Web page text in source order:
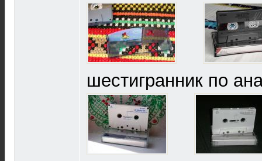
шестигранник по